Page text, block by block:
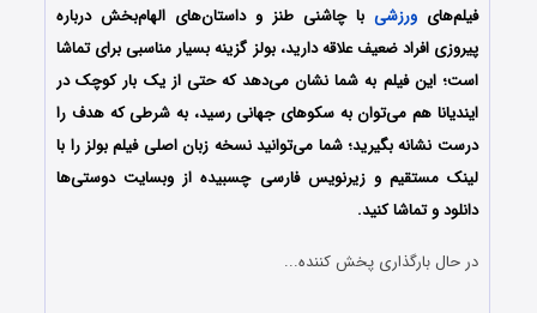
فیلم‌هایورزشی با چاشنی طنز و داستان‌های الهام‌بخش درباره
پیروزی افراد ضعیف علاقه دارید، بولز گزینه بسیار مناسبی برای تماشا
است؛ این فیلم به شما نشان می‌دهد که حتی از یک بار کوچک در
ایندیانا هم می‌توان به سکوهای جهانی رسید، به شرطی که هدف را
درست نشانه بگیرید؛ شما می‌توانید نسخه زبان اصلی فیلم بولز را با
‌لینک مستقیم و زیرنویس فارسی چسبیده از وبسایت دوستی‌ها
دانلود و تماشا کنید.
در حال بارگذاری پخش کننده...